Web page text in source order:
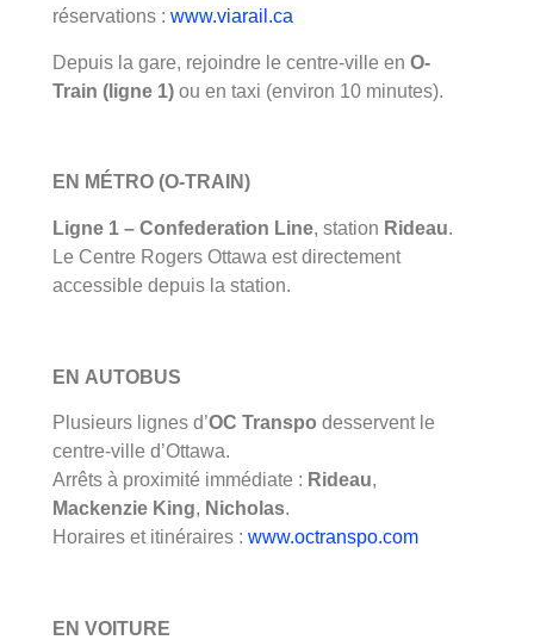
réservations : www.viarail.ca
Depuis la gare, rejoindre le centre-ville en O-
Train (ligne 1) ou en taxi (environ 10 minutes).
EN MÉTRO (O-TRAIN)
Ligne 1 – Confederation Line, station Rideau.
Le Centre Rogers Ottawa est directement
accessible depuis la station.
EN AUTOBUS
Plusieurs lignes d’OC Transpo desservent le
centre-ville d’Ottawa.
Arrêts à proximité immédiate : Rideau,
Mackenzie King, Nicholas.
Horaires et itinéraires : www.octranspo.com
EN VOITURE